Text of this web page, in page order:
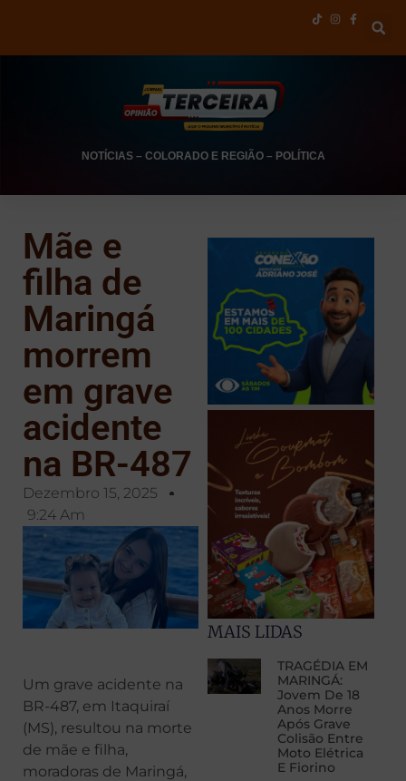
NOTÍCIAS– COLORADO E REGIÃO– POLÍTICA
Mãe e
filha de
Maringá
morrem
em grave
acidente
na BR-487
Dezembro 15, 2025
9:24 Am
Um grave acidente na
BR-487, em Itaquiraí
(MS), resultou na morte
de mãe e filha,
moradoras de Maringá,
MAIS LIDAS
TRAGÉDIA EM
MARINGÁ:
Jovem De 18
Anos Morre
Após Grave
Colisão Entre
Moto Elétrica
E Fiorino